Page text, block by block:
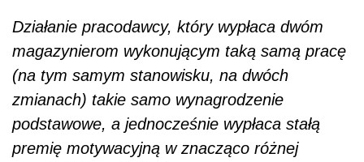
Działanie pracodawcy, który wypłaca dwóm
magazynierom wykonującym taką samą pracę
(na tym samym stanowisku, na dwóch
zmianach) takie samo wynagrodzenie
podstawowe, a jednocześnie wypłaca stałą
premię motywacyjną w znacząco różnej